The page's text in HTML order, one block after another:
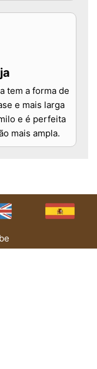
tem a forma de
e mais larga
e é perfeita
mais ampla.